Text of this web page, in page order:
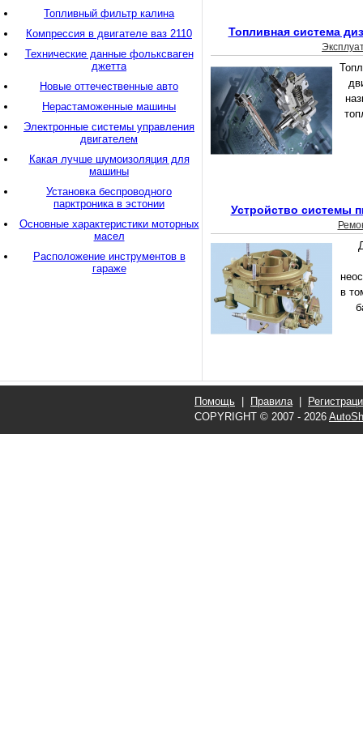
Топливная система
Устройство системы
в
Топливный фильтр калина
Компрессия в двигателе ваз 2110
Технические данные фольксваген
джетта
Новые оттечественные авто
Нерастаможенные машины
Электронные системы управления
двигателем
Какая лучше шумоизоляция для
машины
Установка беспроводного
парктроника в эстонии
Основные характеристики моторных
масел
Расположение инструментов в
гараже
Помощь Правила|
COPYRIGHT © 2007 - 2026